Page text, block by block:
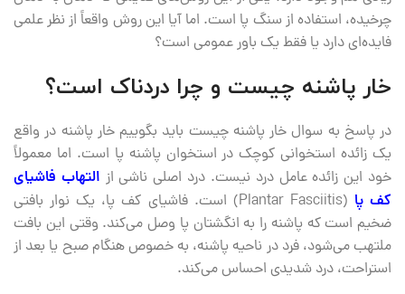
چرخیده، استفاده از سنگ پا است. اما آیا این روش واقعاً از نظر علمی
فایده‌ای دارد یا فقط یک باور عمومی است؟
خار پاشنه چیست و چرا دردناک است؟
در پاسخ به سوال خار پاشنه چیست باید بگوییم خار پاشنه در واقع
یک زائده استخوانی کوچک در استخوان پاشنه پا است. اما معمولاً
خود این زائده عامل درد نیست. درد اصلی ناشی از التهاب فاشیای
کف پا
(Plantar Fasciitis) است. فاشیای کف پا، یک نوار بافتی
ضخیم است که پاشنه را به انگشتان پا وصل می‌کند. وقتی این بافت
ملتهب می‌شود، فرد در ناحیه پاشنه، به خصوص هنگام صبح یا بعد از
استراحت، درد شدیدی احساس می‌کند.